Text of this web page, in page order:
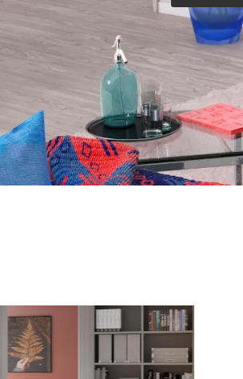
Outdoorküche der Produktlinie
Ultima